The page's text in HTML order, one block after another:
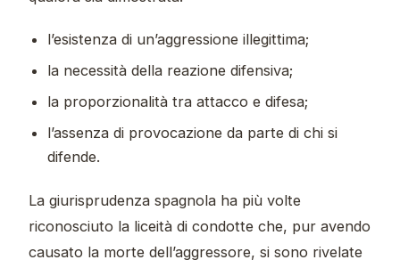
l’esistenza di un’aggressione illegittima;
la necessità della reazione difensiva;
la proporzionalità tra attacco e difesa;
l’assenza di provocazione da parte di chi si
difende.
La giurisprudenza spagnola ha più volte
riconosciuto la liceità di condotte che, pur avendo
causato la morte dell’aggressore, si sono rivelate